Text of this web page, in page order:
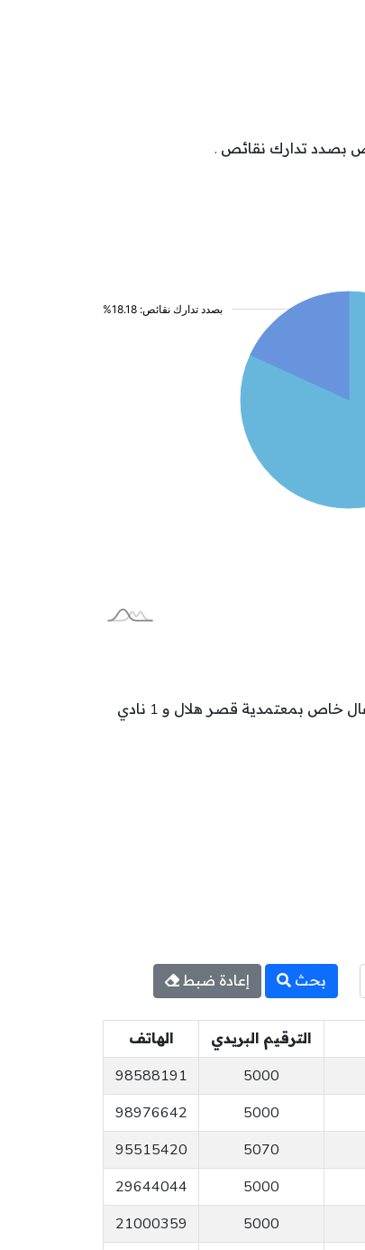
تتوزع نوادي أطفال خاصة بولاية المنستير على المعتمديات كالآتي: 8 نادي أطفال خاص بمعتمدية المنستير و 2 نادي أطفال خاص بمعتمدية قصر هلال و 1 نادي
بحث
إعادة ضبط
الترقيم البريدي
الهاتف
5000
98588191
5000
98976642
5070
95515420
5000
29644044
5000
21000359